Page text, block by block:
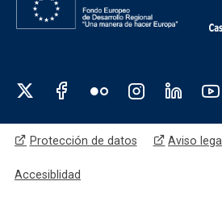
Redes sociales JCCM
Menú legal
Protección de datos Aviso legal
Accesiblidad